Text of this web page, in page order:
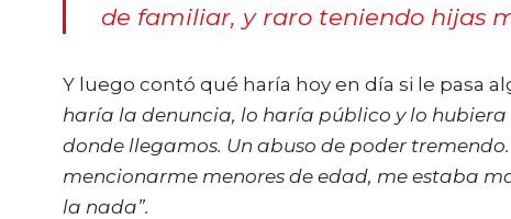
de familiar, y raro teniendo hijas
Y luego contó qué haría hoy en día si le pasa
haría la denuncia, lo haría público y lo
donde llegamos. Un abuso de poder
mencionarme menores de edad, me estaba
la nada”.